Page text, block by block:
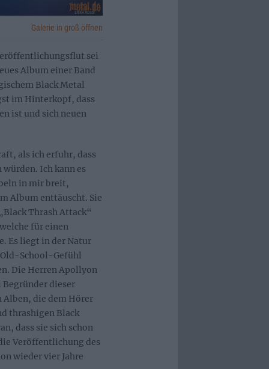
Galerie in groß öffnen
sei
Album einer Band
Black Metal
im Hinterkopf, dass
ist und sich neuen
als ich erfuhr, dass
Ich kann es
in mir breit,
Album enttäuscht. Sie
Thrash Attack“
für einen
Es liegt in der Natur
Old-School-Gefühl
Die Herren Apollyon
Begründer dieser
die dem Hörer
thrashigen Black
dass sie sich schon
Veröffentlichung des
wieder vier Jahre